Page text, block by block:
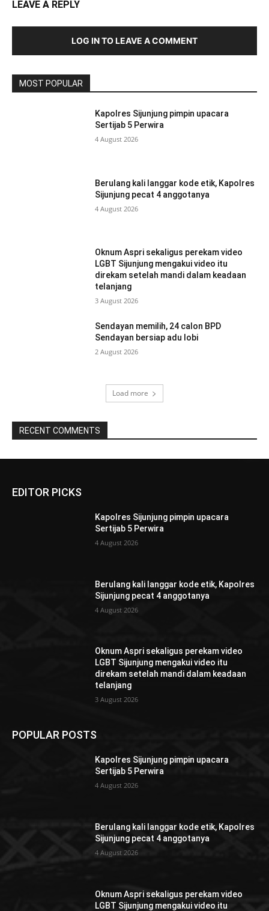
LEAVE A REPLY
LOG IN TO LEAVE A COMMENT
MOST POPULAR
Kapolres Sijunjung pimpin upacara
Sertijab 5 Perwira
4 August 2026
Berulang kali langgar kode etik, Kapolres
Sijunjung pecat 4 anggotanya
4 August 2026
Oknum Aspri sekaligus perekam video
LGBT Sijunjung mengakui video itu
direkam setelah mandi dalam keadaan
telanjang
3 August 2026
Sendayan memilih, 24 calon BPD
Sendayan bersiap adu lobi
2 August 2026
Load more
RECENT COMMENTS
EDITOR PICKS
Kapolres Sijunjung pimpin upacara
Sertijab 5 Perwira
4 August 2026
Berulang kali langgar kode etik, Kapolres
Sijunjung pecat 4 anggotanya
4 August 2026
Oknum Aspri sekaligus perekam video
LGBT Sijunjung mengakui video itu
direkam setelah mandi dalam keadaan
telanjang
3 August 2026
POPULAR POSTS
Kapolres Sijunjung pimpin upacara
Sertijab 5 Perwira
4 August 2026
Berulang kali langgar kode etik, Kapolres
Sijunjung pecat 4 anggotanya
4 August 2026
Oknum Aspri sekaligus perekam video
LGBT Sijunjung mengakui video itu